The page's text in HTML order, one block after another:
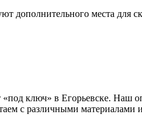
дополнительного места для
ключ» в Егорьевске. Наш
с различными материалами